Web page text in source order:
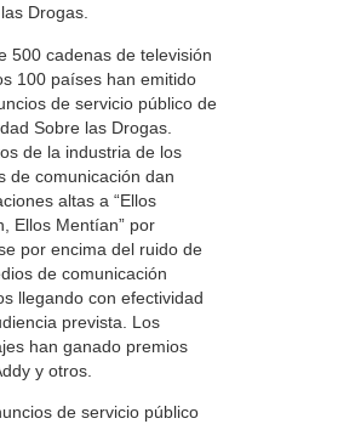
Drogas.
500 cadenas de televisión
100 países han emitido
de servicio público de
Sobre las Drogas.
de la industria de los
de comunicación dan
altas a “Ellos
Ellos Mentían” por
por encima del ruido de
de comunicación
llegando con efectividad
prevista. Los
han ganado premios
y otros.
de servicio público